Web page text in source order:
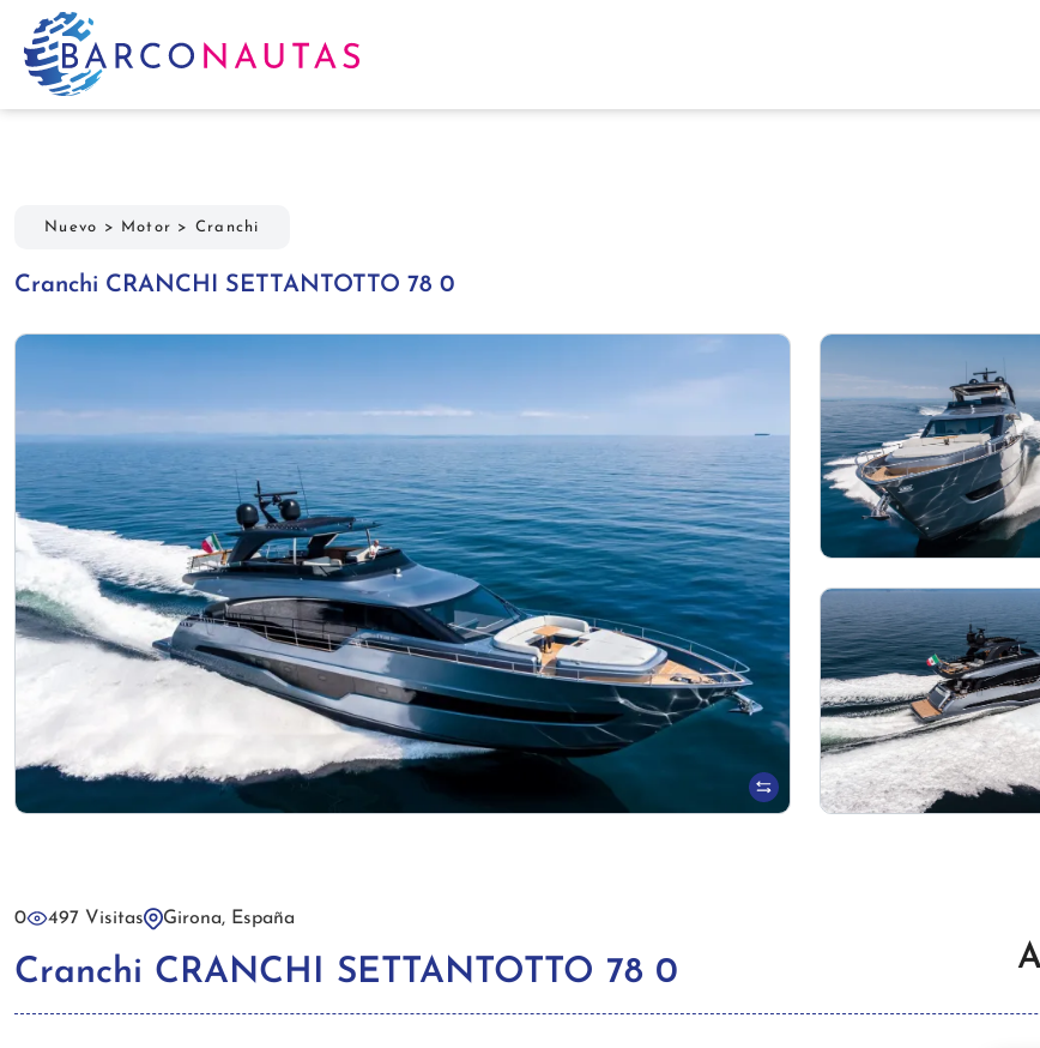
Nuevo > Motor > Cranchi
Cranchi CRANCHI SETTANTOTTO 78 0
0 497 Visitas Girona, España
Cranchi CRANCHI SETTANTOTTO 78 0